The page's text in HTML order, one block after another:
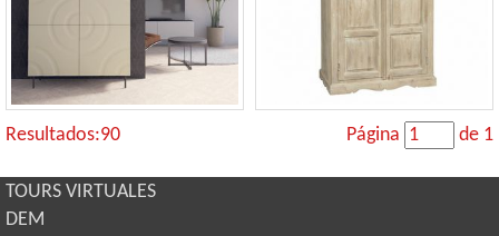
Resultados:90 Página de 1
TOURS VIRTUALES
DEM